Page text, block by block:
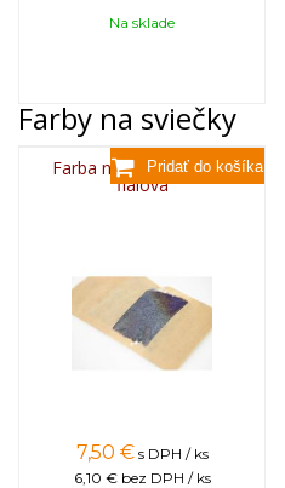
Na sklade
Farby na sviečky
Farba na sviečky, 25g -
fialová
7,50 € s DPH / ks
6,10 € bez DPH / ks